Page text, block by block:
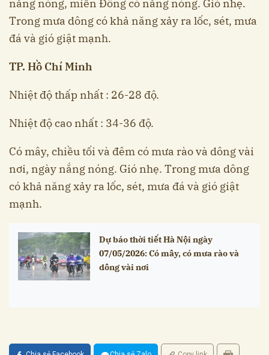
nắng nóng, miền Đông có nắng nóng. Gió nhẹ.
Trong mưa dông có khả năng xảy ra lốc, sét, mưa
đá và gió giật mạnh.
TP. Hồ Chí Minh
Nhiệt độ thấp nhất : 26-28 độ.
Nhiệt độ cao nhất : 34-36 độ.
Có mây, chiều tối và đêm có mưa rào và dông vài
nơi, ngày nắng nóng. Gió nhẹ. Trong mưa dông
có khả năng xảy ra lốc, sét, mưa đá và gió giật
mạnh.
Dự báo thời tiết Hà Nội ngày
07/05/2026: Có mây, có mưa rào và
dông vài nơi